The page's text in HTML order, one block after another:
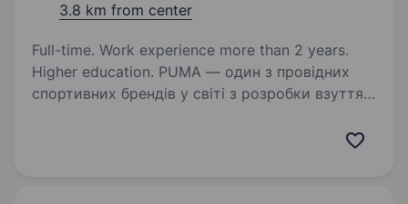
3.8 km from center
Full-time. Work experience more than 2 years.
Higher education. PUMA — один з провідних
спортивних брендів у світі з розробки взуття,